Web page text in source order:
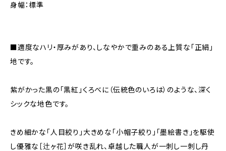
身幅：標準
■適度なハリ・厚みがあり、しなやかで重みのある上質な「正絹」
地です。
紫がかった黒の「黒紅」くろべに（伝統色のいろは）のような、深く
シックな地色です。
きめ細かな「人目絞り」大きめな「小帽子絞り」「墨絵書き」を駆使
し優雅な［辻ヶ花］が咲き乱れ、卓越した職人が一刺し一刺し丹